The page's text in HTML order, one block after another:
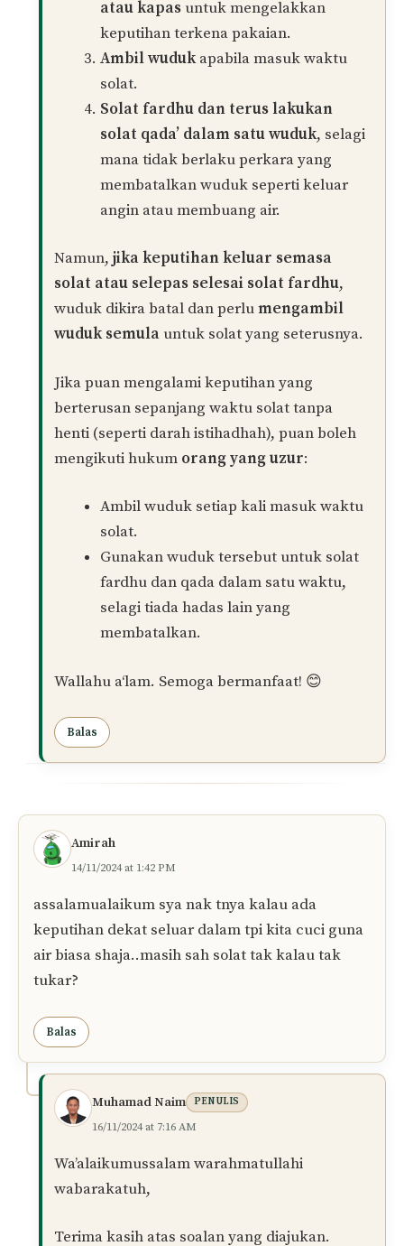
Dalam Mazhab Syafie, keputihan dianggap
sebagainajisjika ia keluar dari dalam faraj
(bukan sekadar lembapan luaran). Oleh itu,
jika seseorang wanita mengalami keputihan
yang berterusan, ia boleh dikategorikan
sebagaiuzur syar’ieseperti istihadhah.
Jawapan kepada soalan puan:
✅Boleh solat fardhu dan qada solat
dalam satu wuduk , dengan syarat:
Sebelum berwuduk
, bersihkan
Gunakan alas seperti pantyliner
atau kapasuntuk mengelakkan
keputihan terkena pakaian.
Ambil wudukapabila masuk waktu
Solat fardhu dan terus lakukan
solat qada’ dalam satu wuduk
mana tidak berlaku perkara yang
membatalkan wuduk seperti keluar
angin atau membuang air.
solat atau selepas selesai solat fardhu
wuduk semula
henti (seperti darah istihadhah), puan boleh
mengikuti hukum
Ambil wuduk setiap kali masuk waktu
solat.
Gunakan wuduk tersebut untuk solat
Wallahu a‘lam. Semoga bermanfaat! 😊
Balas
Amirah